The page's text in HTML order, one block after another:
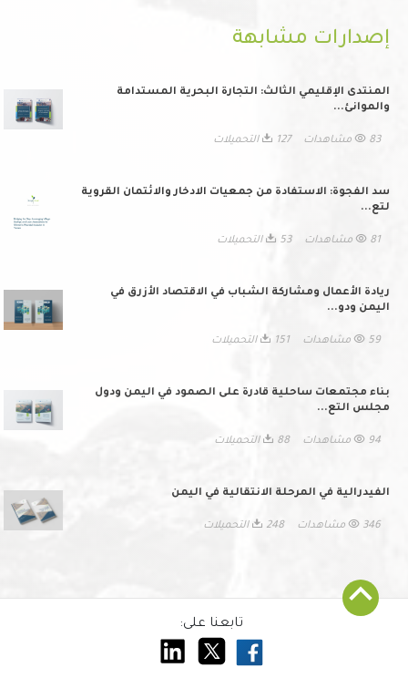
إصدارات مشابهة
المنتدى الإقليمي الثالث: التجارة البحرية المستدامة
والموانئ...
83 مشاهدات 127 التحميلات
سد الفجوة: الاستفادة من جمعيات الادخار والائتمان القروية
لتع...
81 مشاهدات 53 التحميلات
ريادة الأعمال ومشاركة الشباب في الاقتصاد الأزرق في
اليمن ودو...
59 مشاهدات 151 التحميلات
بناء مجتمعات ساحلية قادرة على الصمود في اليمن ودول
مجلس التع...
94 مشاهدات 88 التحميلات
الفيدرالية في المرحلة الانتقالية في اليمن
346 مشاهدات 248 التحميلات
تابعنا على: